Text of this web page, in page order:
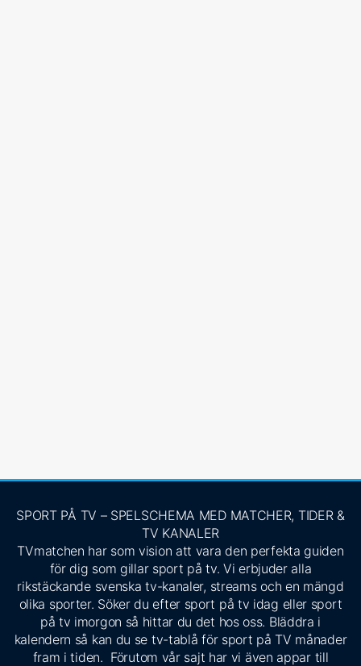
SPORT PÅ TV – SPELSCHEMA MED MATCHER, TIDER &
TV KANALER
TVmatchen har som vision att vara den perfekta guiden
för dig som gillar sport på tv. Vi erbjuder alla
rikstäckande svenska tv-kanaler, streams och en mängd
olika sporter. Söker du efter sport på tv idag eller sport
på tv imorgon så hittar du det hos oss. Bläddra i
kalendern så kan du se tv-tablå för sport på TV månader
fram i tiden. Förutom vår sajt har vi även appar till